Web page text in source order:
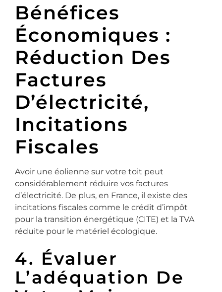
Bénéfices
Économiques :
Réduction Des
Factures
D’électricité,
Incitations
Fiscales
Avoir une éolienne sur votre toit peut
considérablement réduire vos factures
d’électricité. De plus, en France, il existe des
incitations fiscales comme le crédit d’impôt
pour la transition énergétique (CITE) et la TVA
réduite pour le matériel écologique.
4. Évaluer
L’adéquation De